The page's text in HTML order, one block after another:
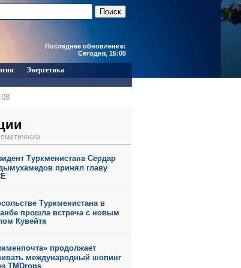
Последнее обновление:
Сегодня, 15:08
Энергетика
Туркменистана Сердар
принял главу
Туркменистана в
прошла встреча с новым
Кувейта
продолжает
международный шопинг
TMDrops